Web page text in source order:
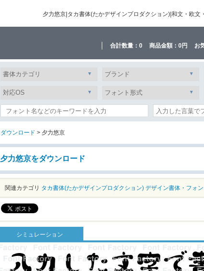
夕力悠京|タカ書体(たかデザインプロダクション)|和文・欧
合計数量： 0 商品金額： 0円 お
ダウンロード > 夕力悠京
夕力悠京をダウンロード
関連カテゴリ タカ書体(たかデザインプロダクション) デザイン書体・フォン
シミュレーション